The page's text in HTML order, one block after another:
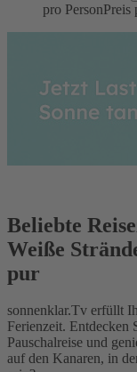
pro PersonPreis
Beliebte
Weiße
pur
sonnenklar.Tv erfüllt
Ferienzeit. Entdecken
Pauschalreise und
auf den Kanaren, in